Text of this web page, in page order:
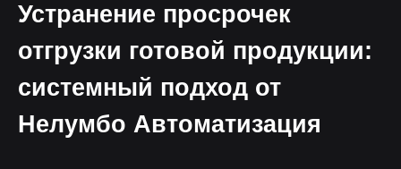
Устранение просрочек
отгрузки готовой продукции:
системный подход от
Нелумбо Автоматизация